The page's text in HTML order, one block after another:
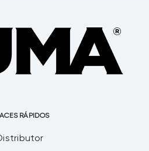
RÁPIDOS